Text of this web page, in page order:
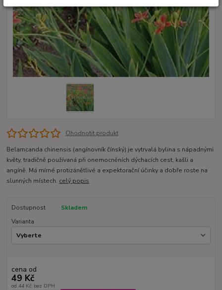
Ohodnotit produkt
Belamcanda chinensis (angínovník čínský) je vytrvalá bylina s nápadnými
květy, tradičně používaná při onemocněních dýchacích cest, kašli a
angíně. Má mírné protizánětlivé a expektorační účinky a dobře roste na
slunných místech. celý popis
Dostupnost
Skladem
Varianta
cena od
49 Kč
od 44 Kč bez DPH